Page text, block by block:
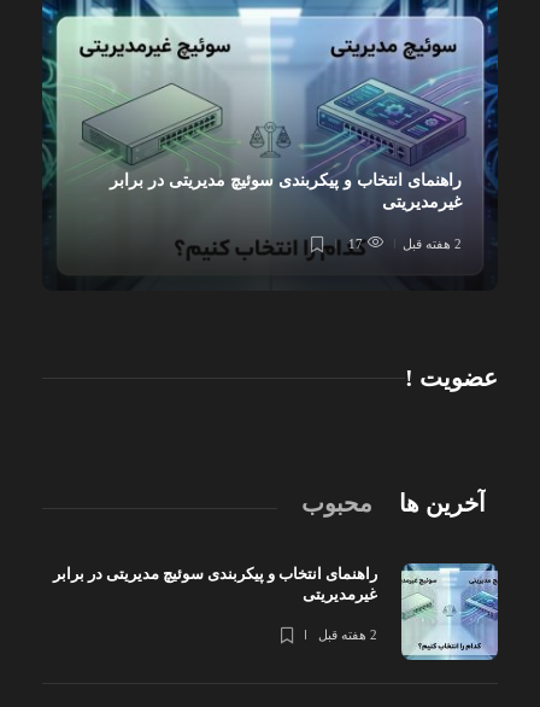
راهنمای انتخاب و پیکربندی سوئیچ مدیریتی در برابر
غیرمدیریتی
2 هفته قبل 17
عضویت !
آخرین ها محبوب
راهنمای انتخاب و پیکربندی سوئیچ مدیریتی در برابر
غیرمدیریتی
2 هفته قبل